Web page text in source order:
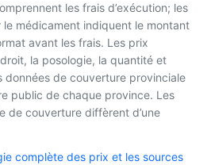
les frais d’exécution; les
médicament indiquent le montant
avant les frais. Les prix
la posologie, la quantité et
données de couverture provinciale
public de chaque province. Les
de couverture diffèrent d’une
complète des prix et les sources